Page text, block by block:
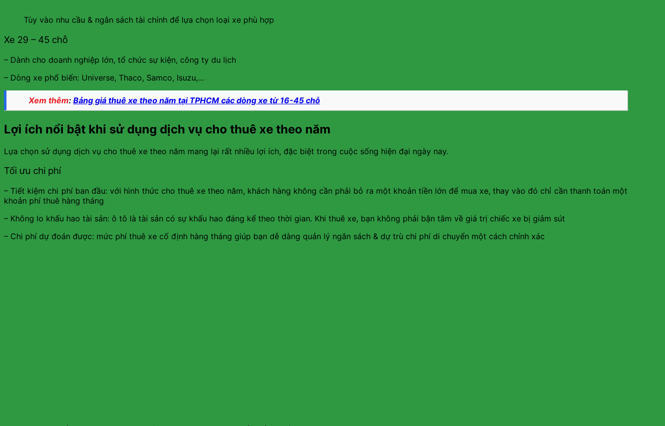
Tùy vào nhu cầu & ngân sách tài chính để lựa chọn loại xe phù hợp
Xe 29 – 45 chỗ
– Dành cho doanh nghiệp lớn, tổ chức sự kiện, công ty du lịch
– Dòng xe phổ biến: Universe, Thaco, Samco, Isuzu,…
Xem thêm: Bảng giá thuê xe theo năm tại TPHCM các dòng xe từ 16-45 chỗ
Lợi ích nổi bật khi sử dụng dịch vụ cho thuê xe theo năm
Lựa chọn sử dụng dịch vụ cho thuê xe theo năm mang lại rất nhiều lợi ích, đặc biệt trong cuộc sống hiện đại ngày nay.
Tối ưu chi phí
– Tiết kiệm chi phí ban đầu: với hình thức cho thuê xe theo năm, khách hàng không cần phải bỏ ra một khoản tiền lớn để mua xe, thay vào đó chỉ cần thanh toán một
khoản phí thuê hàng tháng
– Không lo khấu hao tài sản: ô tô là tài sản có sự khấu hao đáng kể theo thời gian. Khi thuê xe, bạn không phải bận tâm về giá trị chiếc xe bị giảm sút
– Chi phí dự đoán được: mức phí thuê xe cố định hàng tháng giúp bạn dễ dàng quản lý ngân sách & dự trù chi phí di chuyển một cách chính xác